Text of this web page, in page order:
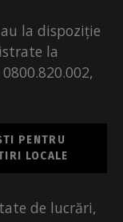
la dispoziție
la
PENTRU
LOCALE
de lucrări,